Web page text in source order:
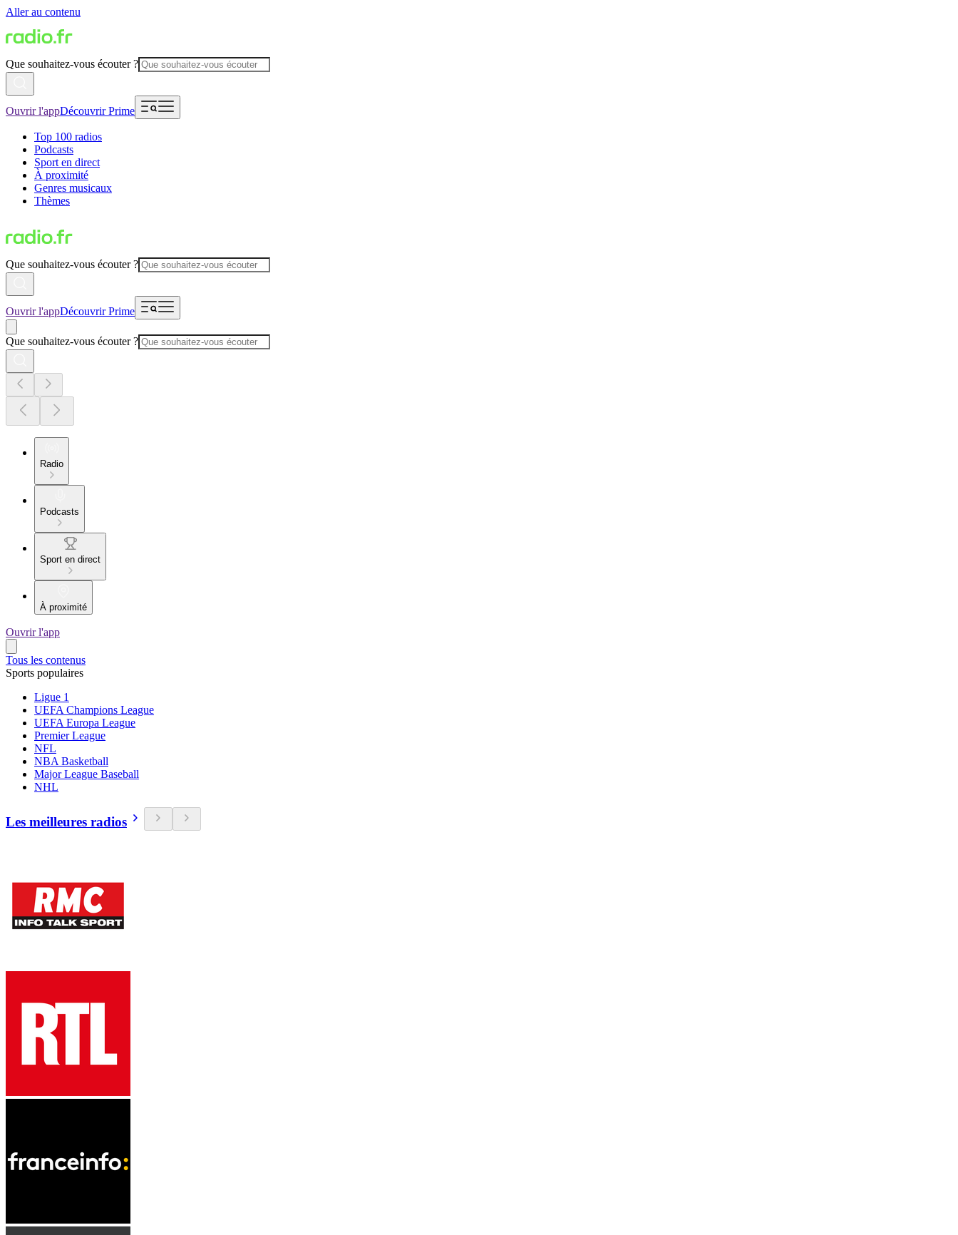
Aller au contenu
Que souhaitez-vous écouter ?
Ouvrir l'appDécouvrir Prime
Top 100 radios
Podcasts
Sport en direct
À proximité
Genres musicaux
Thèmes
Que souhaitez-vous écouter ?
Ouvrir l'appDécouvrir Prime
Que souhaitez-vous écouter ?
Radio
Podcasts
Sport en direct
À proximité
Ouvrir l'app
Tous les contenus
Sports populaires
Ligue 1
UEFA Champions League
UEFA Europa League
Premier League
NFL
NBA Basketball
Major League Baseball
NHL
Les meilleures radios